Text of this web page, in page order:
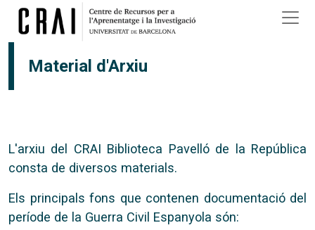
Vés al contingut
Material d'Arxiu
L'arxiu del CRAI Biblioteca Pavelló de la República
consta de diversos materials.
Els principals fons que contenen documentació del
període de la Guerra Civil Espanyola són: